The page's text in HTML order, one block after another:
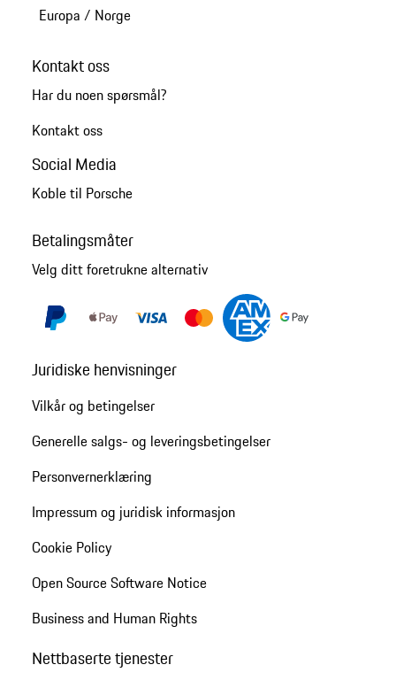
Europa / Norge
Kontakt oss
Har du noen spørsmål?
Kontakt oss
Social Media
Koble til Porsche
Betalingsmåter
Velg ditt foretrukne alternativ
Juridiske henvisninger
Vilkår og betingelser
Generelle salgs- og leveringsbetingelser
Personvernerklæring
Impressum og juridisk informasjon
Cookie Policy
Open Source Software Notice
Business and Human Rights
Nettbaserte tjenester